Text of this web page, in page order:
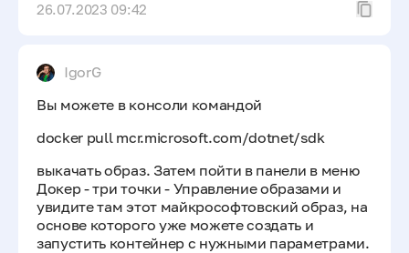
26.07.2023 09:42
IgorG
Вы можете в консоли командой
docker pull mcr.microsoft.com/dotnet/sdk
выкачать образ. Затем пойти в панели в меню
Докер - три точки - Управление образами и
увидите там этот майкрософтовский образ, на
основе которого уже можете создать и
запустить контейнер с нужными параметрами.